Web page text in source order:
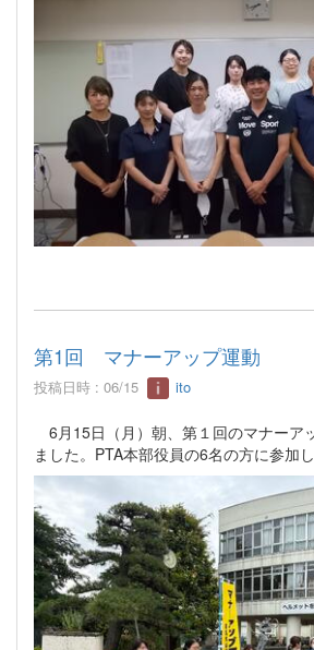
第1回 マナーアップ運動
投稿日時 : 06/15 ito
6月15日（月）朝、第１回のマナーア
ました。PTA本部役員の6名の方に参加